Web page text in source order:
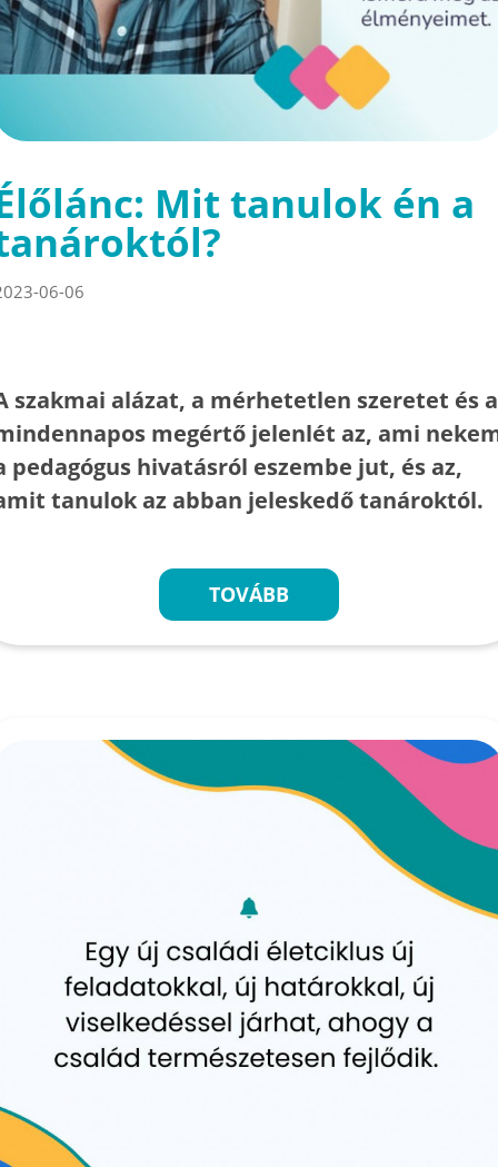
Mit tanulok én a
06-06
szakmai alázat, a mérhetetlen szeretet és a
megértő jelenlét az, ami
pedagógus hivatásról eszembe jut, és az,
tanulok az abban jeleskedő tanároktól.
TOVÁBB